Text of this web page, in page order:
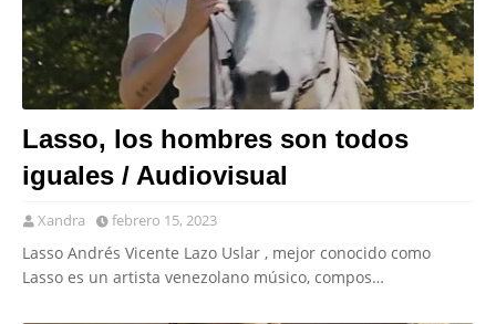
Lasso, los hombres son todos
iguales / Audiovisual
Xandra febrero 15, 2023
Lasso Andrés Vicente Lazo Uslar , mejor conocido como
Lasso es un artista venezolano músico, compos…